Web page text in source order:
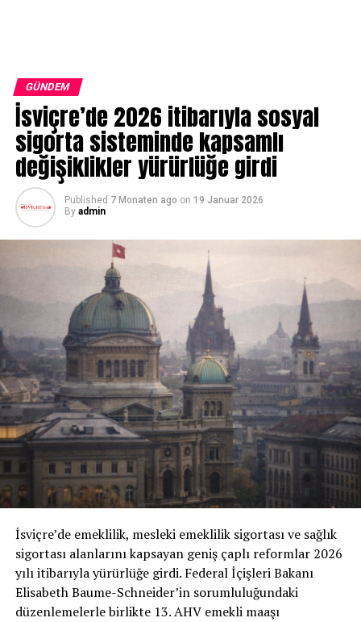
GÜNDEM
İsviçre’de 2026 itibarıyla sosyal
sigorta sisteminde kapsamlı
değişiklikler yürürlüğe girdi
Published 7 Monaten ago on 19 Januar 2026
By admin
İsviçre’de emeklilik, mesleki emeklilik sigortası ve sağlık
sigortası alanlarını kapsayan geniş çaplı reformlar 2026
yılı itibarıyla yürürlüğe girdi. Federal İçişleri Bakanı
Elisabeth Baume-Schneider’in sorumluluğundaki
düzenlemelerle birlikte 13. AHV emekli maaşı